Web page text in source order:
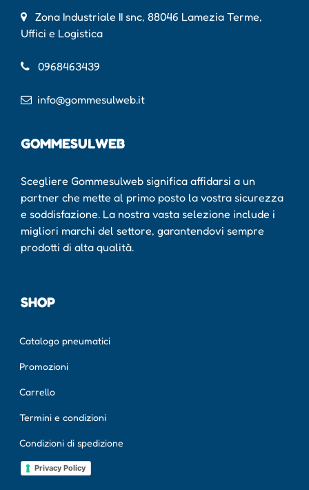
Zona Industriale II snc, 88046 Lamezia Terme,
Uffici e Logistica
0968463439
info@gommesulweb.it
GOMMESULWEB
Scegliere Gommesulweb significa affidarsi a un
partner che mette al primo posto la vostra sicurezza
e soddisfazione. La nostra vasta selezione include i
migliori marchi del settore, garantendovi sempre
prodotti di alta qualità.
SHOP
Catalogo pneumatici
Promozioni
Carrello
Termini e condizioni
Condizioni di spedizione
Privacy Policy